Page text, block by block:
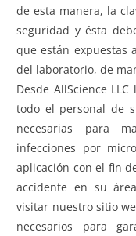
de esta manera, la
seguridad y ésta
que están expuestas
del laboratorio, de
Desde AllScience
todo el personal de
necesarias para
infecciones por
aplicación con el fin
accidente en su
visitar nuestro sitio
necesarios para